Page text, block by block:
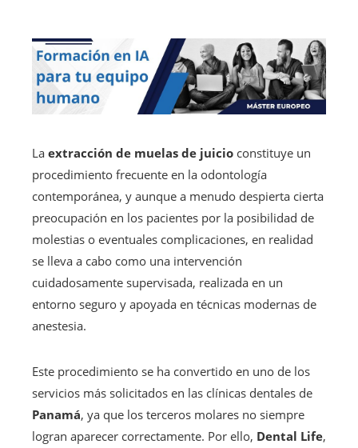
La extracción de muelas de juicio constituye un
procedimiento frecuente en la odontología
contemporánea, y aunque a menudo despierta cierta
preocupación en los pacientes por la posibilidad de
molestias o eventuales complicaciones, en realidad
se lleva a cabo como una intervención
cuidadosamente supervisada, realizada en un
entorno seguro y apoyada en técnicas modernas de
anestesia.
Este procedimiento se ha convertido en uno de los
servicios más solicitados en las clínicas dentales de
Panamá, ya que los terceros molares no siempre
logran aparecer correctamente. Por ello, Dental Life,